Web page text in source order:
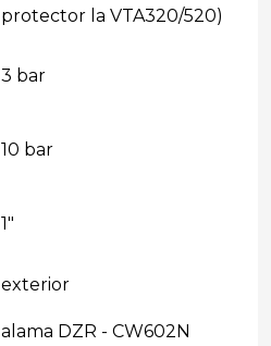
protector la VTA320/520)
3 bar
10 bar
1"
exterior
alama DZR - CW602N